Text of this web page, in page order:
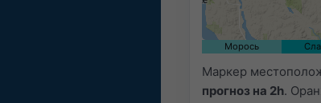
Морось
Маркер
прогноз на 2h.